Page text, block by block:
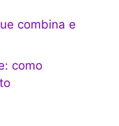
combina e
como